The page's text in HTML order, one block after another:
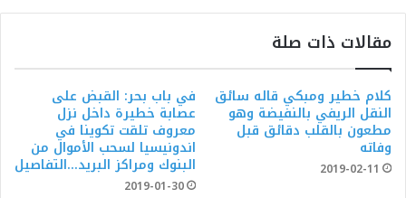
مقالات ذات صلة
كلام خطير ومبكي قاله سائق
النقل الريفي بالنفيضة وهو
مطعون بالقلب دقائق قبل
وفاته
2019-02-11
في باب بحر: القبض على
عصابة خطيرة داخل نزل
معروف تلقت تكوينا في
اندونيسيا لسحب الأموال من
البنوك ومراكز البريد…التفاصيل
2019-01-30